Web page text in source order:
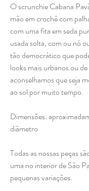
O scrunchie Cabana
mão em crochê com
com uma fita em seda
usada solta, com ou nó
tão democrático que
looks mais urbanos ou
aconselhamos que seja
ao sol por muito tempo.
Dimensões:
diâmetro
Todas as nossas peças
uma no interior de São
pequenas variações.